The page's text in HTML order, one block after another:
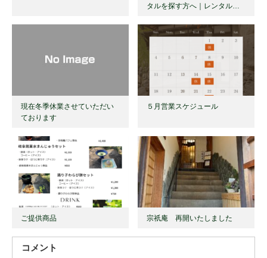
タルを探す方へ｜レンタル…
現在冬季休業させていただい
ております
５月営業スケジュール
ご提供商品 宗祇庵 再開いたしました
コメント